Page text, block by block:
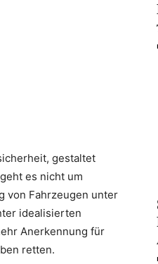
gestaltet
es nicht um
von Fahrzeugen unter
idealisierten
Anerkennung für
retten.